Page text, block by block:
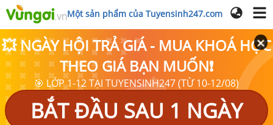
Một sản phẩm của Tuyensinh247.com
💥 NGÀY HỘI TRẢ GIÁ - MUA KHOÁ HỌC
THEO GIÁ BẠN MUỐN❗
🎯 LỚP 1-12 TẠI TUYENSINH247 (TỪ 10-12/08)
BẮT ĐẦU SAU 1 NGÀY